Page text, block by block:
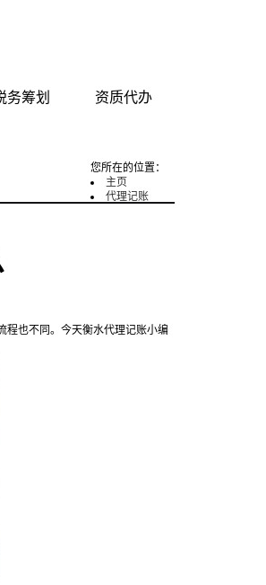
务筹划 资质代办
您所在的位置：
主页
代理记账
也不同。今天衡水代理记账小编